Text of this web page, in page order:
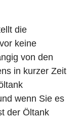
die
keine
von den
in kurzer Zeit
wenn Sie es
der Öltank